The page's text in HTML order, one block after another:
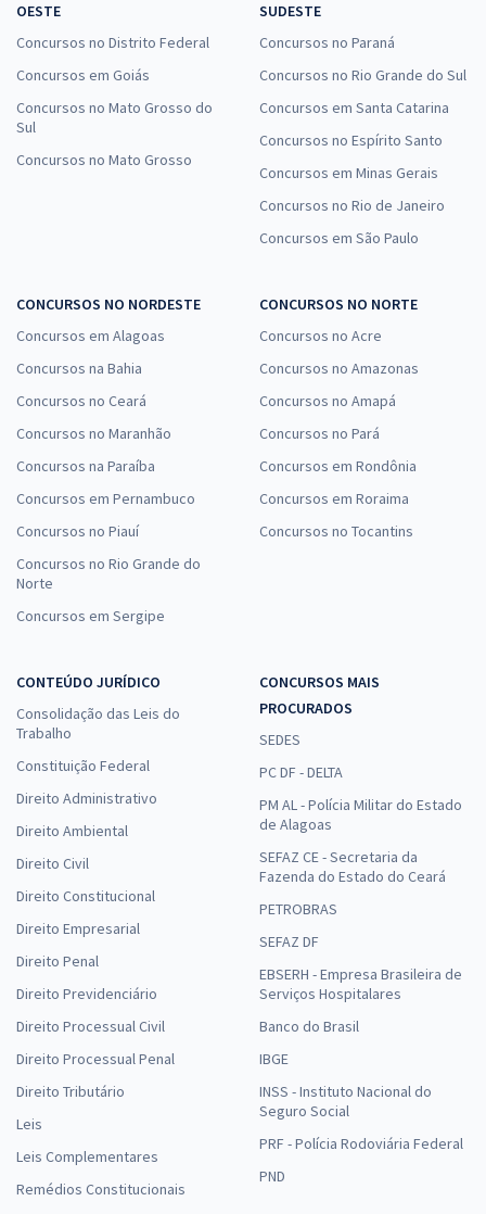
OESTE
Concursos no Distrito Federal
Concursos em Goiás
Concursos no Mato Grosso do
Sul
Concursos no Mato Grosso
SUDESTE
Concursos no Paraná
Concursos no Rio Grande do Sul
Concursos em Santa Catarina
Concursos no Espírito Santo
Concursos em Minas Gerais
Concursos no Rio de Janeiro
Concursos em São Paulo
CONCURSOS NO NORDESTE
Concursos em Alagoas
Concursos na Bahia
Concursos no Ceará
Concursos no Maranhão
Concursos na Paraíba
Concursos em Pernambuco
Concursos no Piauí
Concursos no Rio Grande do
Norte
Concursos em Sergipe
CONCURSOS NO NORTE
Concursos no Acre
Concursos no Amazonas
Concursos no Amapá
Concursos no Pará
Concursos em Rondônia
Concursos em Roraima
Concursos no Tocantins
CONTEÚDO JURÍDICO
Consolidação das Leis do
Trabalho
Constituição Federal
Direito Administrativo
Direito Ambiental
Direito Civil
Direito Constitucional
Direito Empresarial
Direito Penal
Direito Previdenciário
Direito Processual Civil
Direito Processual Penal
Direito Tributário
Leis
Leis Complementares
Remédios Constitucionais
CONCURSOS MAIS
PROCURADOS
SEDES
PC DF - DELTA
PM AL - Polícia Militar do Estado
de Alagoas
SEFAZ CE - Secretaria da
Fazenda do Estado do Ceará
PETROBRAS
SEFAZ DF
EBSERH - Empresa Brasileira de
Serviços Hospitalares
Banco do Brasil
IBGE
INSS - Instituto Nacional do
Seguro Social
PRF - Polícia Rodoviária Federal
PND